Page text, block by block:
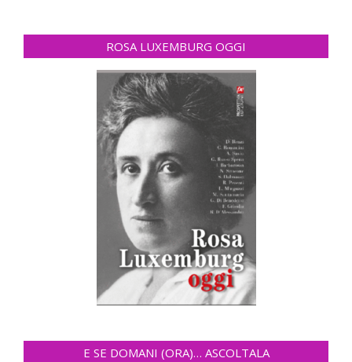
ROSA LUXEMBURG OGGI
E SE DOMANI (ORA)… ASCOLTALA